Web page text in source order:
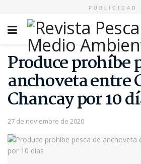
PUBLICIDAD
Produce prohíbe
anchoveta entre
Chancay por 10
27 de noviembre de 2020